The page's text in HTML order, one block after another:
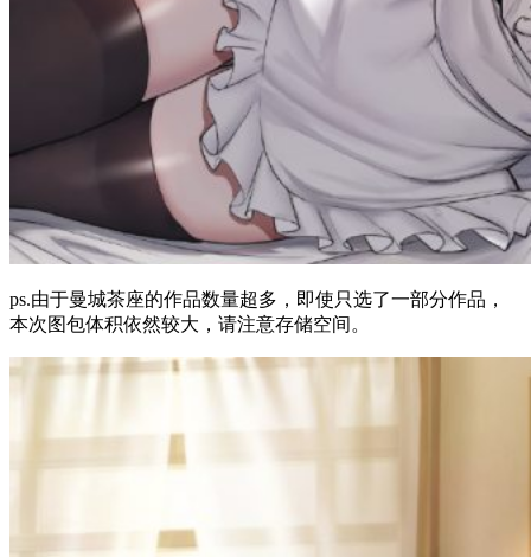
ps.由于曼城茶座的作品数量超多，即使只选了一部分作品，
本次图包体积依然较大，请注意存储空间。